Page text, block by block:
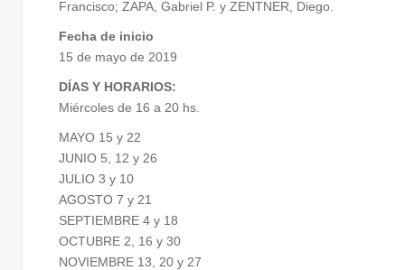
Francisco; ZAPA, Gabriel P. y ZENTNER, Diego.
Fecha de inicio
15 de mayo de 2019
DÍAS Y HORARIOS:
Miércoles de 16 a 20 hs.
MAYO 15 y 22
JUNIO 5, 12 y 26
JULIO 3 y 10
AGOSTO 7 y 21
SEPTIEMBRE 4 y 18
OCTUBRE 2, 16 y 30
NOVIEMBRE 13, 20 y 27